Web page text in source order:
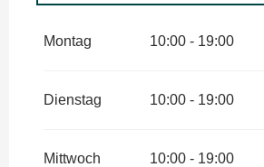
2026
Montag 10:00 - 19:00
Dienstag 10:00 - 19:00
Mittwoch 10:00 - 19:00